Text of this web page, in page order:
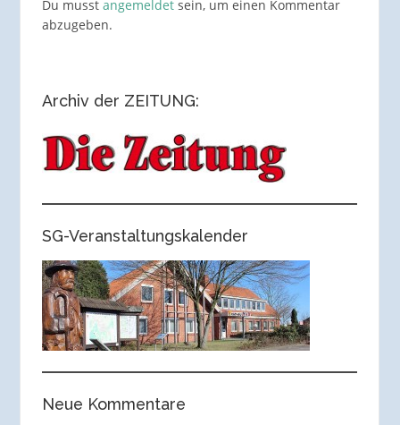
Du musst angemeldetsein, um einen Kommentar
abzugeben.
Archiv der ZEITUNG:
SG-Veranstaltungskalender
Neue Kommentare